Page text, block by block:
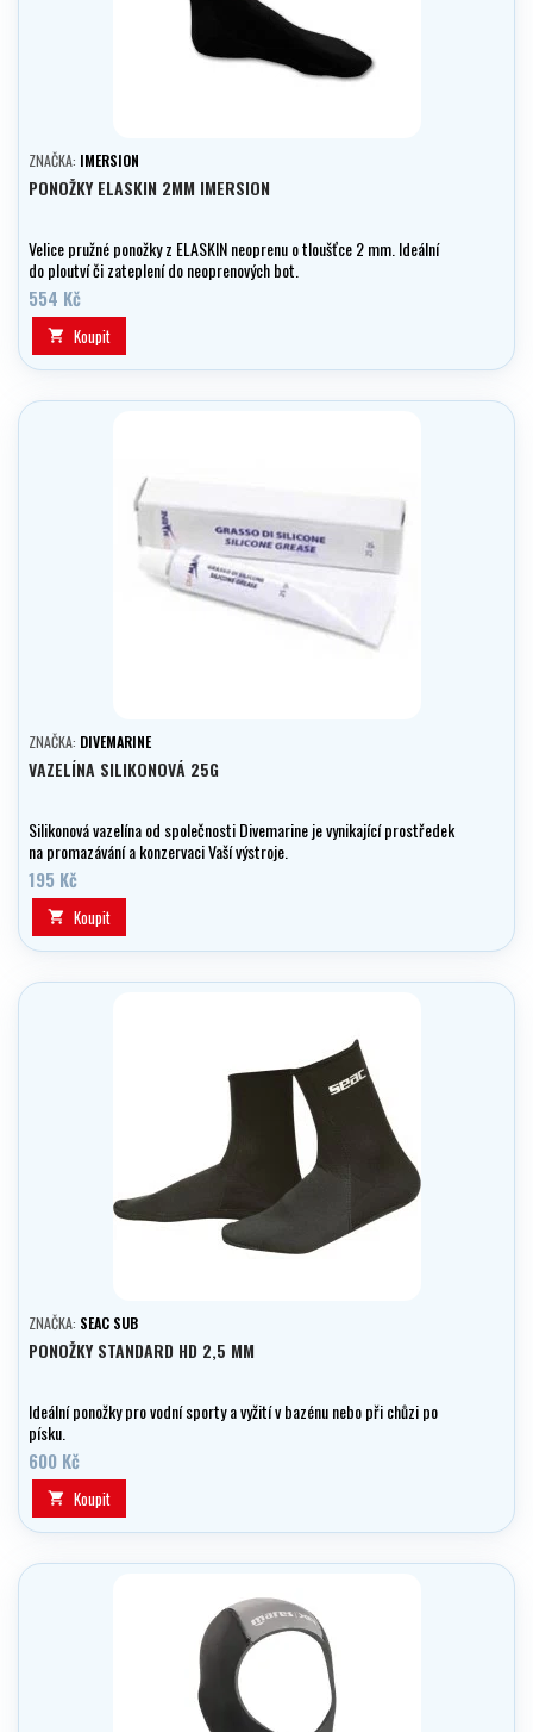
ZNAČKA: IMERSION
PONOŽKY ELASKIN 2MM IMERSION
Velice pružné ponožky z ELASKIN neoprenu o tloušťce 2 mm. Ideální
do ploutví či zateplení do neoprenových bot.
554 Kč
 Koupit
ZNAČKA: DIVEMARINE
VAZELÍNA SILIKONOVÁ 25G
Silikonová vazelína od společnosti Divemarine je vynikající prostředek
na promazávání a konzervaci Vaší výstroje.
195 Kč
 Koupit
ZNAČKA: SEAC SUB
PONOŽKY STANDARD HD 2,5 MM
Ideální ponožky pro vodní sporty a vyžití v bazénu nebo při chůzi po
písku.
600 Kč
 Koupit